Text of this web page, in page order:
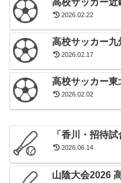
2026.02.22
高校サッカー
2026.02.17
高校サッカー
2026.02.02
「香川・招待
2026.06.14
山陰大会2026